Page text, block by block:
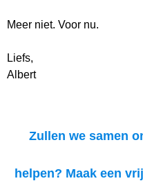
Meer niet. Voor nu.
Liefs,
Albert
Zullen we samen
helpen? Maak een